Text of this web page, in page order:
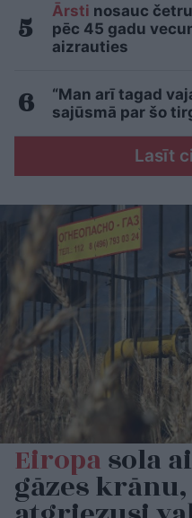
Ārsti nosauc
pēc 45 gadu
aizrauties
“Man arī tagad
sajūsmā par šo
Lasīt
Eiropasola
gāzes